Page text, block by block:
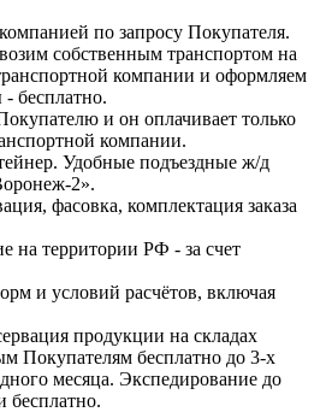
по запросу Покупателя.
собственным транспортом на
компании и оформляем
бесплатно.
и он оплачивает только
компании.
Удобные подъездные ж/д
2».
фасовка, комплектация заказа
на территории РФ - за счет
и условий расчётов, включая
продукции на складах
Покупателям бесплатно до 3-х
месяца. Экспедирование до
бесплатно.